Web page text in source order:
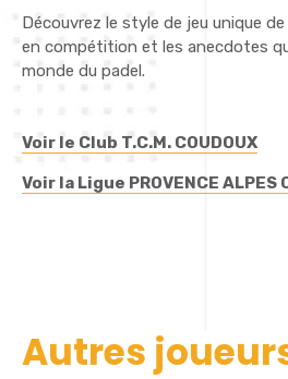
Découvrez le style de jeu unique
en compétition et les anecdotes
monde du padel.
Voir le Club T.C.M. COUDOUX
Voir la Ligue PROVENCE ALPES
Autres